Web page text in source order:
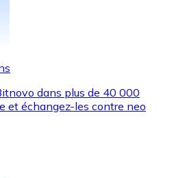
dans plus de 40 000
et échangez-les contre neo